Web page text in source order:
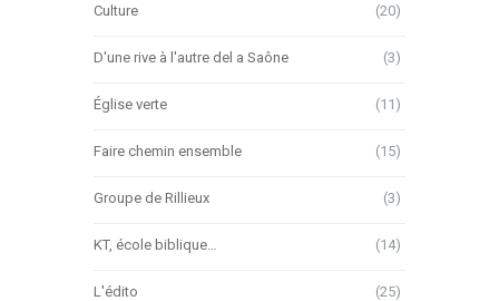
Culture (20)
D'une rive à l'autre del a Saône (3)
Église verte (11)
Faire chemin ensemble (15)
Groupe de Rillieux (3)
KT, école biblique… (14)
L'édito (25)